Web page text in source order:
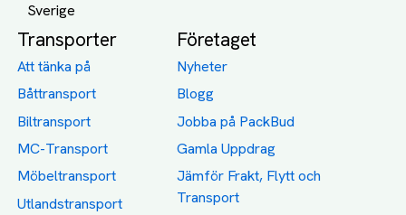
Transporter
Att tänka på
Båttransport
Biltransport
MC-Transport
Möbeltransport
Utlandstransport
Företaget
Nyheter
Blogg
Jobba på PackBud
Gamla Uppdrag
Jämför Frakt, Flytt och
Transport